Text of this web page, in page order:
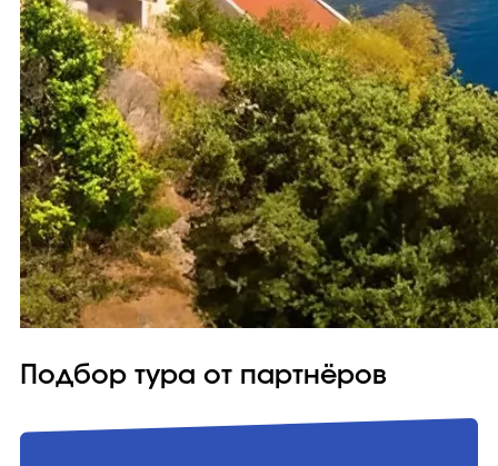
Подбор тура от партнёров